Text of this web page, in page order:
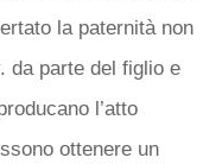
la paternità non
da parte del figlio e
l’atto
ottenere un